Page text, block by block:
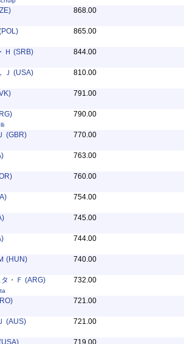
868.00
865.00
Ｈ (SRB) 844.00
Ｊ (USA) 810.00
791.00
790.00
(GBR) 770.00
763.00
760.00
754.00
745.00
744.00
(HUN) 740.00
・Ｆ (ARG) 732.00
721.00
(AUS) 721.00